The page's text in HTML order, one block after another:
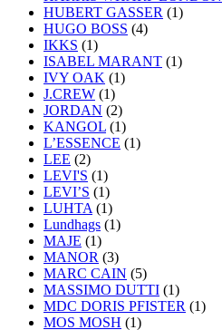
HUBERT GASSER (1)
HUGO BOSS (4)
IKKS (1)
ISABEL MARANT (1)
IVY OAK (1)
J.CREW (1)
JORDAN (2)
KANGOL (1)
L’ESSENCE (1)
LEE (2)
LEVI'S (1)
LEVI’S (1)
LUHTA (1)
Lundhags (1)
MAJE (1)
MANOR (3)
MARC CAIN (5)
MASSIMO DUTTI (1)
MDC DORIS PFISTER (1)
MOS MOSH (1)